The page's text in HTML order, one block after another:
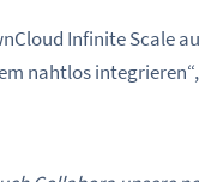
Infinite Scale
nahtlos